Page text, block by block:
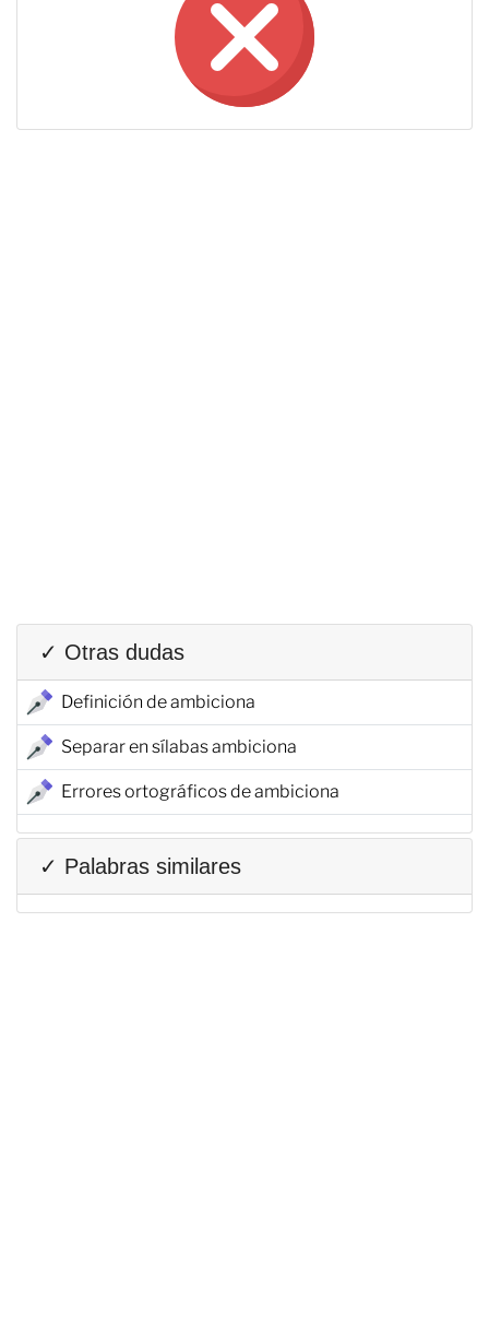
✓ Otras dudas
Definición de ambiciona
Separar en sílabas ambiciona
Errores ortográficos de ambiciona
✓ Palabras similares